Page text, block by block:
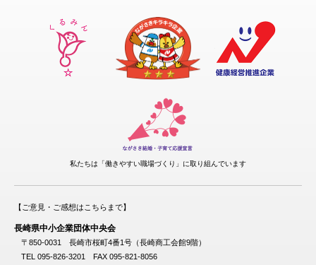
私たちは「働きやすい職場づくり」に取り組んでいます
【ご意見・ご感想はこちらまで】
長崎県中小企業団体中央会
〒850-0031 長崎市桜町4番1号（長崎商工会館9階）
TEL 095-826-3201 FAX 095-821-8056